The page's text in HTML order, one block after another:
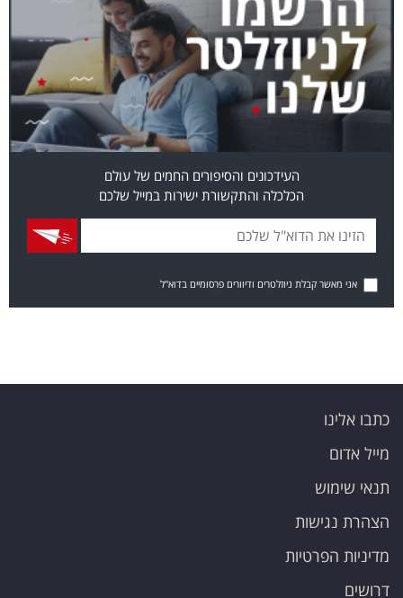
העידכונים והסיפורים החמים של עולם
הכלכלה והתקשורת ישירות במייל שלכם
אני מאשר קבלת ניוזלטרים ודיוורים פרסומיים בדוא"ל
כתבו אלינו
מייל אדום
תנאי שימוש
הצהרת נגישות
מדיניות הפרטיות
דרושים